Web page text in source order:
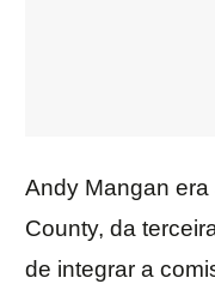
Andy Mangan
County, da
de integrar a